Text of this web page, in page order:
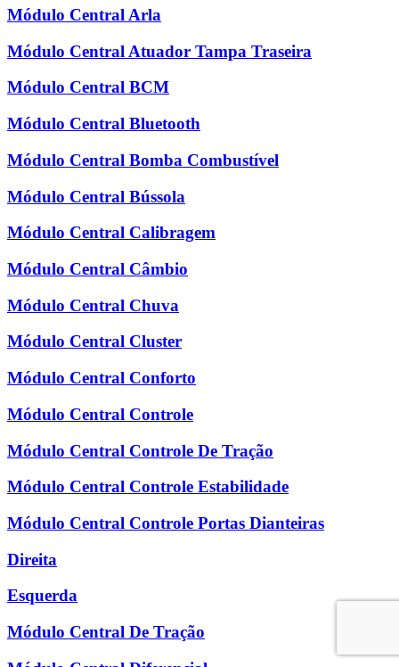
Módulo Central Arla
Módulo Central Atuador Tampa Traseira
Módulo Central BCM
Módulo Central Bluetooth
Módulo Central Bomba Combustível
Módulo Central Bússola
Módulo Central Calibragem
Módulo Central Câmbio
Módulo Central Chuva
Módulo Central Cluster
Módulo Central Conforto
Módulo Central Controle
Módulo Central Controle De Tração
Módulo Central Controle Estabilidade
Módulo Central Controle Portas Dianteiras
Direita
Esquerda
Módulo Central De Tração